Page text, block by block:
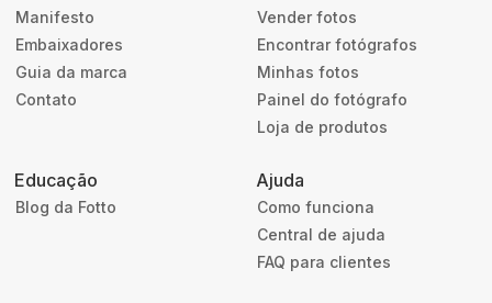
Manifesto
Embaixadores
Guia da marca
Contato
Vender fotos
Encontrar fotógrafos
Minhas fotos
Painel do fotógrafo
Loja de produtos
Educação
Blog da Fotto
Ajuda
Como funciona
Central de ajuda
FAQ para clientes